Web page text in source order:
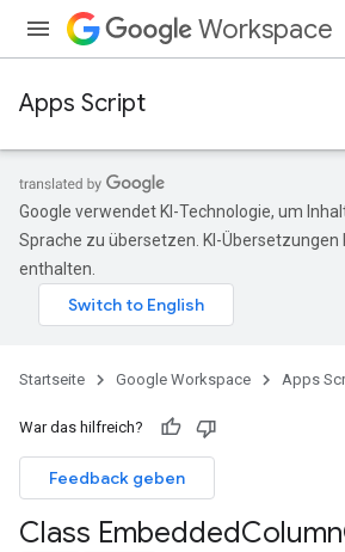
Workspace
Apps Script
Google verwendet KI-Technologie, um
Sprache zu übersetzen. KI-Übersetzungen
enthalten.
Startseite Google Workspace Apps
War das hilfreich?
Feedback geben
Class EmbeddedColumn